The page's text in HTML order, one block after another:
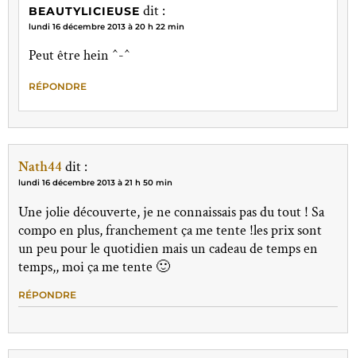
BEAUTYLICIEUSE dit :
lundi 16 décembre 2013 à 20 h 22 min
Peut être hein ^-^
RÉPONDRE
Nath44dit :
lundi 16 décembre 2013 à 21 h 50 min
Une jolie découverte, je ne connaissais pas du tout ! Sa
compo en plus, franchement ça me tente !les prix sont
un peu pour le quotidien mais un cadeau de temps en
temps,, moi ça me tente 🙂
RÉPONDRE